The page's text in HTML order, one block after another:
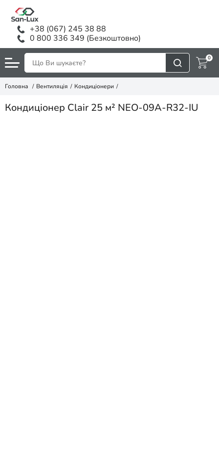
+38 (067) 245 38 88
0 800 336 349 (Безкоштовно)
0
Головна Вентиляція Кондиціонери
Кондиціонер Clair 25 м² NEO-09A-R32-IU